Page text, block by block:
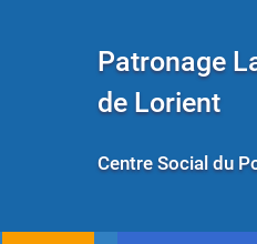
Patronage
de Lorient
Centre Social du